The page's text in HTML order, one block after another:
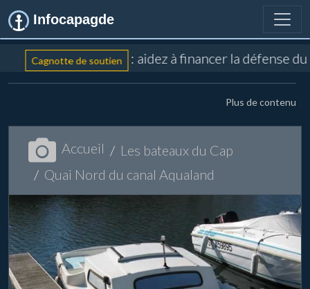
Infocapagde
Cagnotte de soutien : aidez à financer la défense
Plus de contenu
Accueil
Les bateaux du Cap
Quai Nord du canal Aqualand